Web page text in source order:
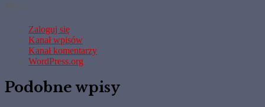
Zaloguj się
Kanał wpisów
Kanał komentarzy
WordPress.org
Podobne wpisy